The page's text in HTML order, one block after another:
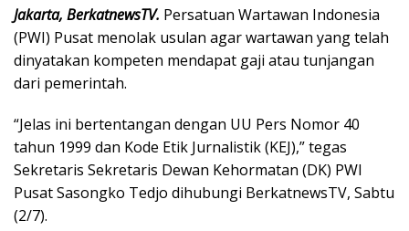
Jakarta, BerkatnewsTV. Persatuan Wartawan Indonesia
(PWI) Pusat menolak usulan agar wartawan yang telah
dinyatakan kompeten mendapat gaji atau tunjangan
dari pemerintah.
“Jelas ini bertentangan dengan UU Pers Nomor 40
tahun 1999 dan Kode Etik Jurnalistik (KEJ),” tegas
Sekretaris Sekretaris Dewan Kehormatan (DK) PWI
Pusat Sasongko Tedjo dihubungi BerkatnewsTV, Sabtu
(2/7).